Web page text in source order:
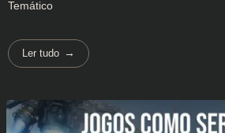
Temático
Ler tudo